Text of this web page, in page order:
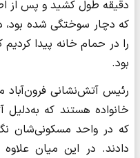
را در حمام خانه پیدا
بود.
رئیس آتش‌نشانی فرون‌آباد
خانواده هستند که
که در واحد مسکونی‌شان